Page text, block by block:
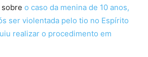
o caso da menina de 10 anos,
ser violentada pelo tio no Espírito
realizar o procedimento em